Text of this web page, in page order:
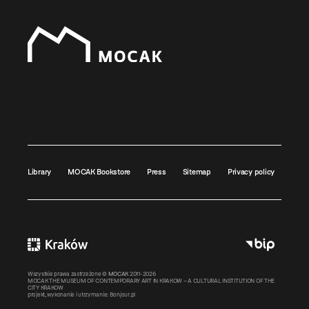
Library MOCAK Bookstore Press Sitemap Privacy policy
Wszystkie prawa zastrzeżone © MOCAK 2011-2026
MOCAK THE MUSEUM OF CONTEMPORARY ART IN KRAKOW – A CULTURAL INSTITUTION OF THE
CITY KRAKOW
projekt, wykonanie i utrzymanie: Bonjour.pl